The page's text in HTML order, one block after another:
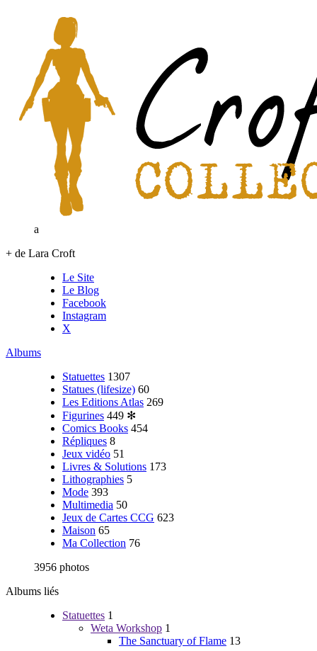
a
+ de Lara Croft
Le Site
Le Blog
Facebook
Instagram
X
Albums
Statuettes 1307
Statues (lifesize) 60
Les Editions Atlas 269
Figurines 449 ✻
Comics Books 454
Répliques 8
Jeux vidéo 51
Livres & Solutions 173
Lithographies 5
Mode 393
Multimedia 50
Jeux de Cartes CCG 623
Maison 65
Ma Collection 76
3956 photos
Albums liés
Statuettes 1
Weta Workshop 1
The Sanctuary of Flame 13